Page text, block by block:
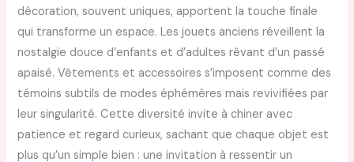
décoration, souvent uniques, apportent la touche finale
qui transforme un espace. Les jouets anciens réveillent la
nostalgie douce d’enfants et d’adultes rêvant d’un passé
apaisé. Vêtements et accessoires s’imposent comme des
témoins subtils de modes éphémères mais revivifiées par
leur singularité. Cette diversité invite à chiner avec
patience et regard curieux, sachant que chaque objet est
plus qu’un simple bien : une invitation à ressentir un